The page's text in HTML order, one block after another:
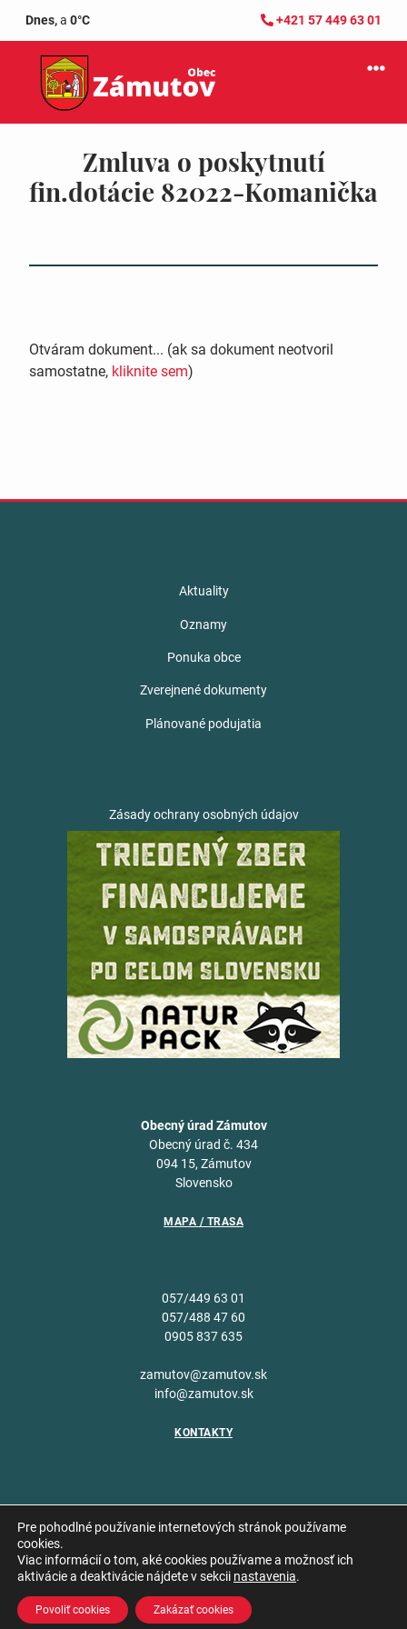
Dnes,a 0°C +421 57 449 63 01
Zmluva o poskytnutí
fin.dotácie 82022-Komanička
Otváram dokument... (ak sa dokument neotvoril
samostatne, kliknite sem)
Aktuality
Oznamy
Ponuka obce
Zverejnené dokumenty
Plánované podujatia
Zásady ochrany osobných údajov
Obecný úrad Zámutov
Obecný úrad č. 434
094 15, Zámutov
Slovensko
MAPA / TRASA
057/449 63 01
057/488 47 60
0905 837 635
zamutov@zamutov.sk
info@zamutov.sk
KONTAKTY
Copyright © 2026 Obec
Pre pohodlné používanie internetových stránok používame
cookies.
Viac informácií o tom, aké cookies používame a možnosť ich
aktivácie a deaktivácie nájdete v sekcii nastavenia.
Povoliť cookies Zakázať cookies